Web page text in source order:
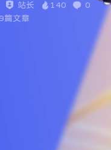
站长 140
0
篇文章